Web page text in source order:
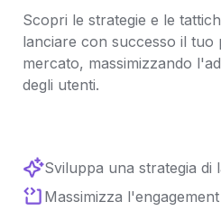
Scopri le strategie e le
lanciare con successo il tuo
mercato, massimizzando
degli utenti.
Sviluppa una strategia di
Massimizza